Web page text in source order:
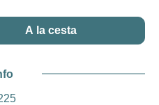
introduce la
A la cesta